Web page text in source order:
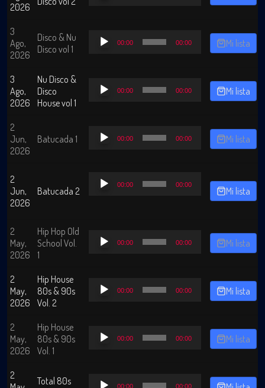
2026
3
Ago,
2026
Disco & Nu
Disco vol 1
Reproductor
00:00 00:00 Mi lista
3
Ago,
2026
Nu Disco &
Disco
House vol 1
Reproductor
00:00 00:00 Mi lista
2
Jun,
2026
Batucada 1
Reproductor
00:00 00:00 Mi lista
2
Jun,
2026
Batucada 2
Reproductor
00:00 00:00
Mi lista
2
May,
2026
Hip Hop Old
School Vol.
1
Reproductor
00:00 00:00 Mi lista
2
May,
2026
Hip House
80s & 90s
Vol. 2
Reproductor
00:00 00:00 Mi lista
2
May,
2026
Hip House
80s & 90s
Vol. 1
Reproductor
00:00 00:00 Mi lista
2
Total 80s
Reproductor
00:00 00:00